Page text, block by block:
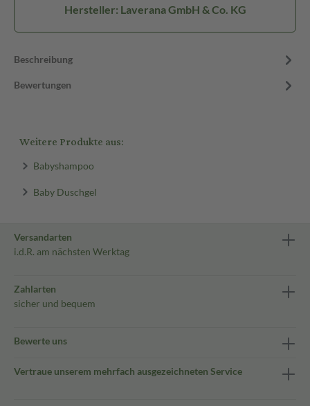
Hersteller: Laverana GmbH & Co. KG
Beschreibung
Bewertungen
Weitere Produkte aus:
Babyshampoo
Baby Duschgel
Versandarten
i.d.R. am nächsten Werktag
Zahlarten
sicher und bequem
Bewerte uns
Vertraue unserem mehrfach ausgezeichneten Service